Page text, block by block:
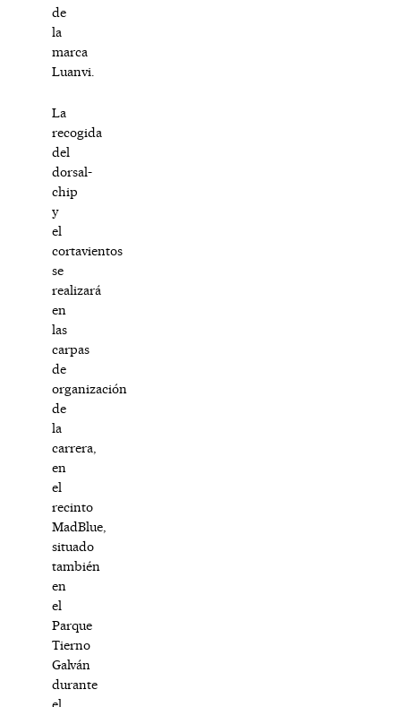
de
la
marca
Luanvi.
La
recogida
del
dorsal-
chip
y
el
cortavientos
se
realizará
en
las
carpas
de
organización
de
la
carrera,
en
el
recinto
MadBlue,
situado
también
en
el
Parque
Tierno
Galván
durante
el